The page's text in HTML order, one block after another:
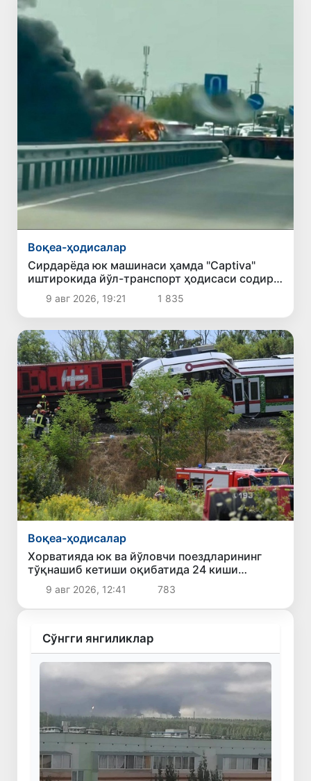
Воқеа-ҳодисалар
Сирдарёда юк машинаси ҳамда "Captiva"
иштирокида йўл-транспорт ҳодисаси содир
бўлди9 авг 2026, 19:21 1 835
Воқеа-ҳодисалар
Хорватияда юк ва йўловчи поездларининг
тўқнашиб кетиши оқибатида 24 киши
жабрланди
9 авг 2026, 12:41 783
Сўнгги янгиликлар